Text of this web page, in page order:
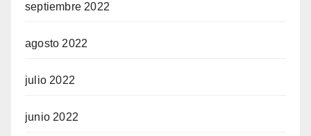
septiembre 2022
agosto 2022
julio 2022
junio 2022